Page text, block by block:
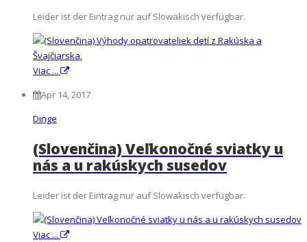
Leider ist der Eintrag nur auf Slowakisch verfügbar.
Viac ...
Apr 14, 2017
Dinge
(Slovenčina) Veľkonočné sviatky u
nás a u rakúskych susedov
Leider ist der Eintrag nur auf Slowakisch verfügbar.
Viac ...